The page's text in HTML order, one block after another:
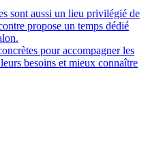
sont aussi un lieu privilégié de
propose un temps dédié
pour accompagner les
besoins et mieux connaître